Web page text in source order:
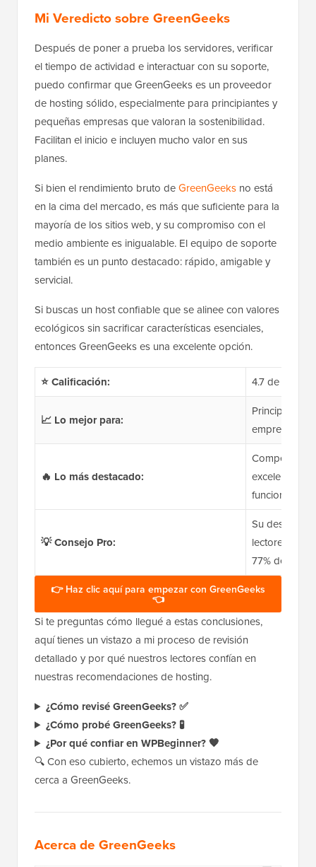
Mi Veredicto sobre GreenGeeks
Después de poner a prueba los servidores, verificar
el tiempo de actividad e interactuar con su soporte,
puedo confirmar que GreenGeeks es un proveedor
de hosting sólido, especialmente para principiantes y
pequeñas empresas que valoran la sostenibilidad.
Facilitan el inicio e incluyen mucho valor en sus
planes.
Si bien el rendimiento bruto deGreenGeeks no está
en la cima del mercado, es más que suficiente para la
mayoría de los sitios web, y su compromiso con el
medio ambiente es inigualable. El equipo de soporte
también es un punto destacado: rápido, amigable y
servicial.
Si buscas un host confiable que se alinee con valores
ecológicos sin sacrificar características esenciales,
entonces GreenGeeks es una excelente opción.
⭐ Calificación: 4.7 de 5
📈 Lo mejor para:
empresas
🔥 Lo más destacado:
excelente
funciones
💡 Consejo Pro:
Su
lectores te
77% de
👉 Haz clic aquí para empezar con GreenGeeks
👈
Si te preguntas cómo llegué a estas conclusiones,
aquí tienes un vistazo a mi proceso de revisión
detallado y por qué nuestros lectores confían en
nuestras recomendaciones de hosting.
¿Cómo revisé GreenGeeks? ✅
¿Cómo probé GreenGeeks? 🧪
¿Por qué confiar en WPBeginner? 🧡
🔍 Con eso cubierto, echemos un vistazo más de
cerca a GreenGeeks.
Acerca de GreenGeeks